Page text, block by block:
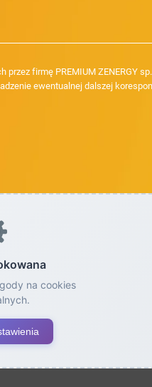
firmę PREMIUM ZENERGY
ewentualnej dalszej
na cookies